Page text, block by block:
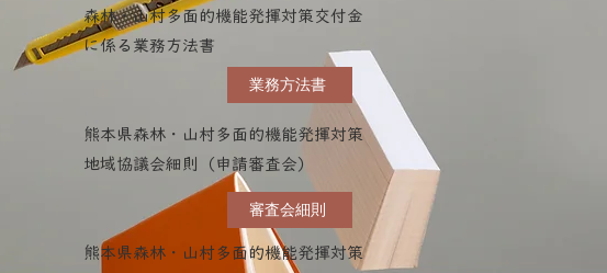
森林・山村多面的機能発揮対策交付金
に係る業務方法書
熊本県森林・山村多面的機能発揮対策
地域協議会細則（申請審査会）
熊本県森林・山村多面的機能発揮対策
業務方法書
審査会細則